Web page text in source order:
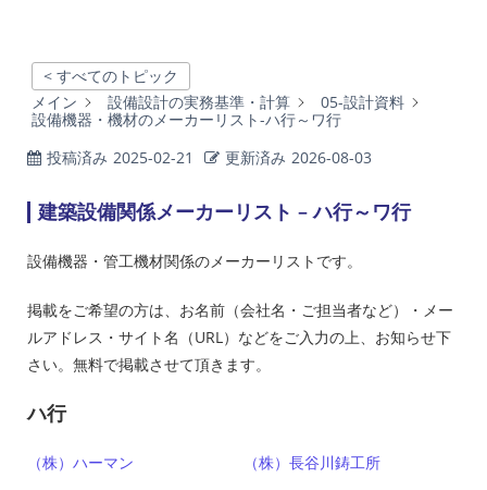
< すべてのトピック
メイン
設備設計の実務基準・計算
05-設計資料
設備機器・機材のメーカーリスト-ハ行～ワ行
投稿済み 2025-02-21 更新済み 2026-08-03
建築設備関係メーカーリスト – ハ行～ワ行
設備機器・管工機材関係のメーカーリストです。
掲載をご希望の方は、お名前（会社名・ご担当者など）・メー
ルアドレス・サイト名（URL）などをご入力の上、お知らせ下
さい。無料で掲載させて頂きます。
ハ行
（株）ハーマン （株）長谷川鋳工所